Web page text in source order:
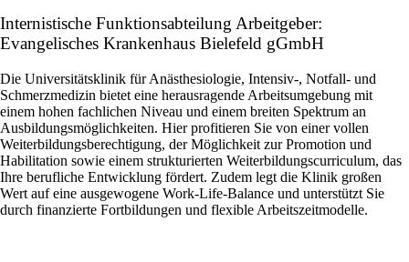
Internistische Funktionsabteilung Arbeitgeber:
Evangelisches Krankenhaus Bielefeld gGmbH
Die Universitätsklinik für Anästhesiologie, Intensiv-, Notfall- und
Schmerzmedizin bietet eine herausragende Arbeitsumgebung mit
einem hohen fachlichen Niveau und einem breiten Spektrum an
Ausbildungsmöglichkeiten. Hier profitieren Sie von einer vollen
Weiterbildungsberechtigung, der Möglichkeit zur Promotion und
Habilitation sowie einem strukturierten Weiterbildungscurriculum, das
Ihre berufliche Entwicklung fördert. Zudem legt die Klinik großen
Wert auf eine ausgewogene Work-Life-Balance und unterstützt Sie
durch finanzierte Fortbildungen und flexible Arbeitszeitmodelle.